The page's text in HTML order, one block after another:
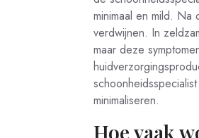
minimaal en mild.
verdwijnen. In
maar deze
minimaliseren.
Hoe vaak